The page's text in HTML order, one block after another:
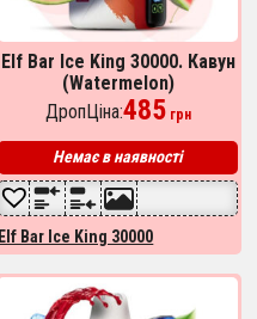
Elf Bar Ice King 30000. Кавун
(Watermelon)
ДропЦіна:485грн
Немає в наявності
Elf Bar Ice King 30000